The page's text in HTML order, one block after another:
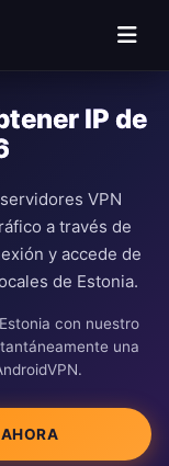
IP de
VPN
a través de
y accede de
de Estonia.
con nuestro
una